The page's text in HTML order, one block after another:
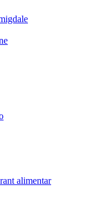
alimentar